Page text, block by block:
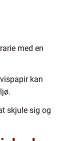
med en
kan
skjule sig og